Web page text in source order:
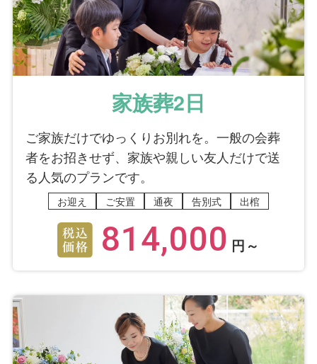
家族葬2日
ご家族だけでゆっくりお別れを。一般の会葬
者をお招きせず、家族や親しい友人だけで送
る人気のプランです。
お迎え ご安置 通夜 告別式 出棺
814,000 円～